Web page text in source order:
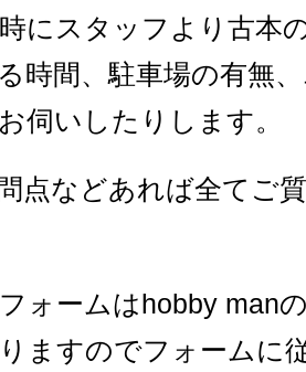
にスタッフより古本
時間、駐車場の有無
伺いしたりします。
点などあれば全てご
ォームはhobby man
ますのでフォームに